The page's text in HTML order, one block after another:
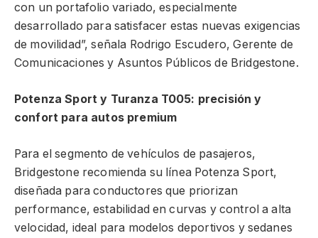
con un portafolio variado, especialmente
desarrollado para satisfacer estas nuevas exigencias
de movilidad”, señala Rodrigo Escudero, Gerente de
Comunicaciones y Asuntos Públicos de Bridgestone.
Potenza Sport y Turanza T005: precisión y
confort para autos premium
Para el segmento de vehículos de pasajeros,
Bridgestone recomienda su línea Potenza Sport,
diseñada para conductores que priorizan
performance, estabilidad en curvas y control a alta
velocidad, ideal para modelos deportivos y sedanes